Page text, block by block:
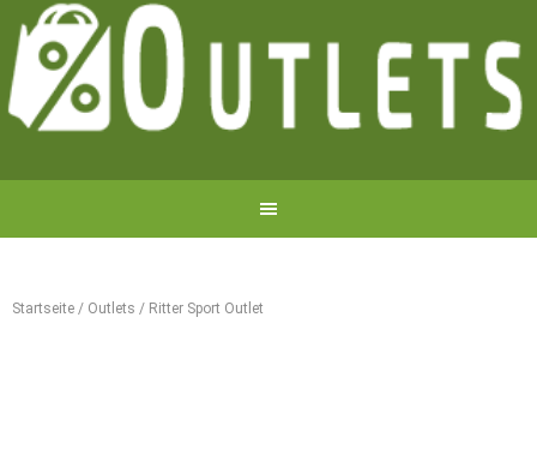
Startseite / Outlets / Ritter Sport Outlet